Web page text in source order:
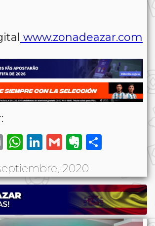
www.zonadeazar.com
EmailWhatsApp
LinkedIn
GmailEvernote
2020